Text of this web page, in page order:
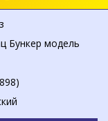
Бункер модель